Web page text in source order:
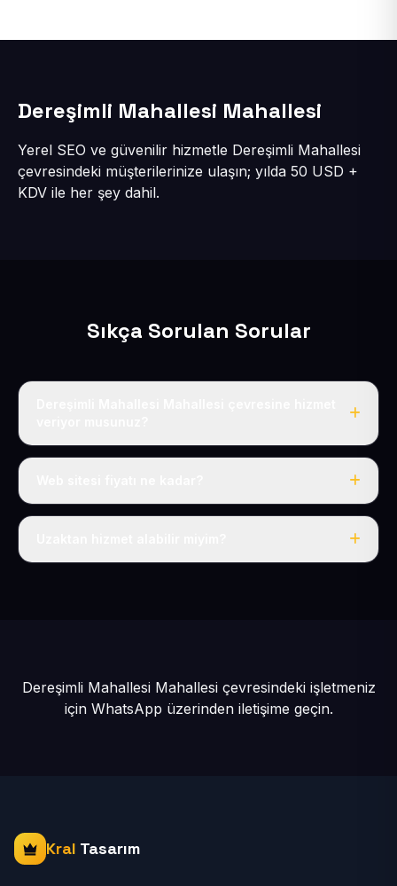
Dereşimli Mahallesi Mahallesi
Yerel SEO ve güvenilir hizmetle Dereşimli Mahallesi
çevresindeki müşterilerinize ulaşın; yılda 50 USD +
KDV ile her şey dahil.
Sıkça Sorulan Sorular
Evet, Dereşimli Mahallesi dahil tüm Develi ve Develi
Tek fiyat: yılda 50 USD + KDV, her şey dahil.
Dereşimli Mahallesi Mahallesi çevresindeki işletmeniz
için WhatsApp üzerinden iletişime geçin.
Kral Tasarım